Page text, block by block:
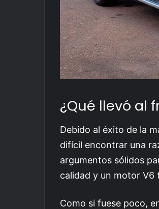
¿Qué llevó al
Debido al éxito de la
difícil encontrar una
argumentos sólidos
calidad y un motor V6
Como si fuese poco,